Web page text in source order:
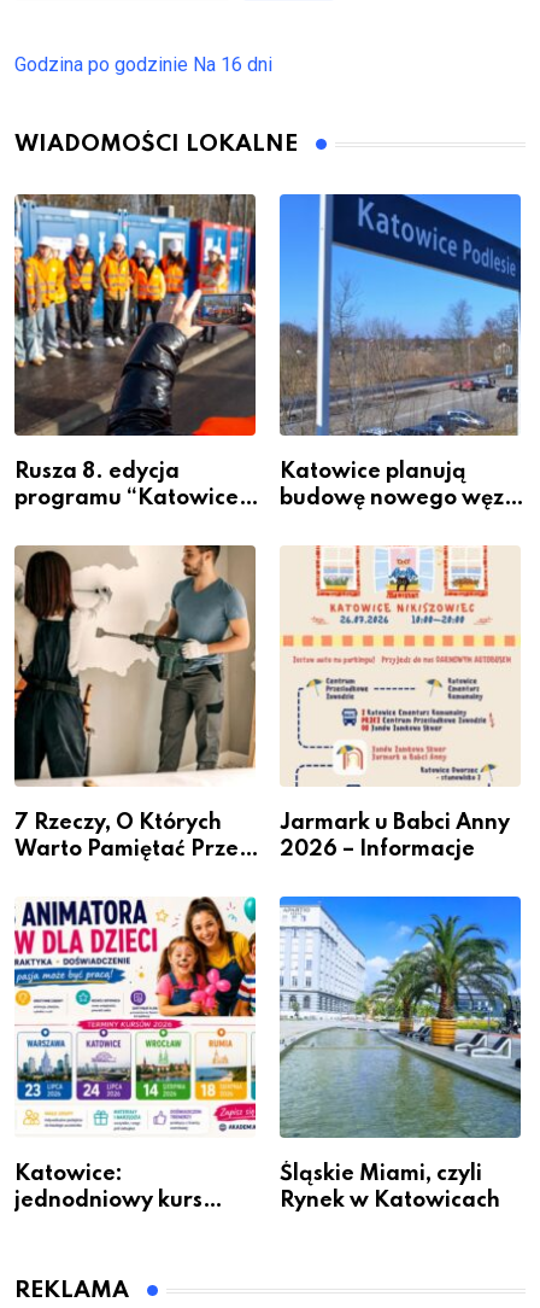
Godzina po godzinie Na 16 dni
WIADOMOŚCI LOKALNE
Rusza 8. edycja
programu “Katowice
– nabór dla
przedsiębiorców
Katowice planują
budowę nowego węzła
Podlesiu
7 Rzeczy, O Których
Warto Pamiętać Przed
Jarmark u Babci Anny
2026 – Informacje
Katowice:
jednodniowy kurs
dzieci
Śląskie Miami, czyli
Rynek w Katowicach
REKLAMA